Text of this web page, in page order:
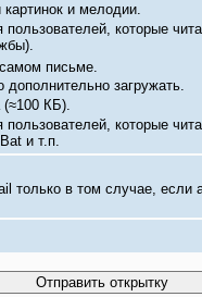
и мелодии.
которые
письме.
загружать.
(≈100 КБ).
которые
и т.п.
только в том случае, если